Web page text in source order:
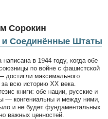
Сорокин
и Соединённые Штаты
написана в 1944 году, когда обе
по войне с фашистской
достигли максимального
всю историю ХХ века.
книги: обе нации, русские и
— конгениальны и между ними,
и не будет фундаментальных
важных ценностей.